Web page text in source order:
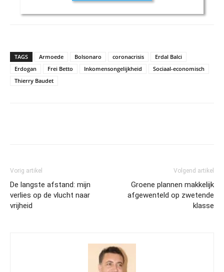
TAGS Armoede Bolsonaro coronacrisis
Erdal Balci
Erdogan
Frei Betto Inkomensongelijkheid
Sociaal-economisch
Thierry Baudet
Vorig artikel
De langste afstand: mijn
verlies op de vlucht naar
vrijheid
Volgend artikel
Groene plannen makkelijk
afgewenteld op zwetende
klasse